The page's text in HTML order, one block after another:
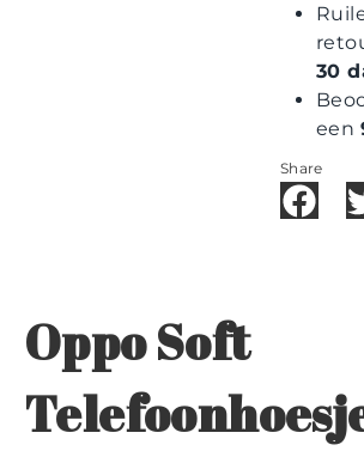
30
een
Share
Oppo Soft